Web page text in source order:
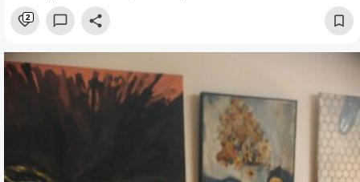
2